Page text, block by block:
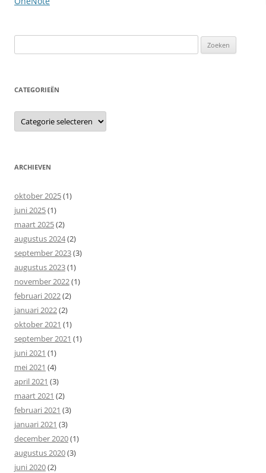
naar:
CATEGORIEËN
Categorieën
ARCHIEVEN
oktober 2025(1)
juni 2025(1)
maart 2025(2)
augustus 2024(2)
september 2023(3)
augustus 2023(1)
november 2022(1)
februari 2022(2)
januari 2022(2)
oktober 2021 (1)
september 2021 (1)
juni 2021 (1)
mei 2021 (4)
april 2021 (3)
maart 2021 (2)
februari 2021 (3)
januari 2021 (3)
december 2020(1)
augustus 2020(3)
juni 2020(2)